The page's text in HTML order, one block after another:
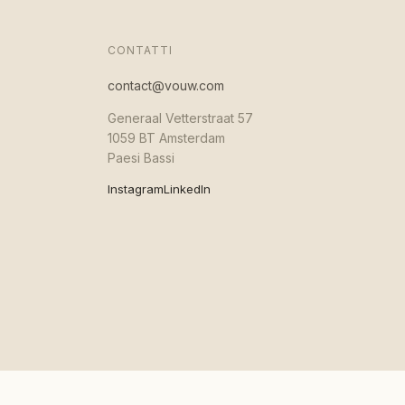
CONTATTI
contact@vouw.com
Generaal Vetterstraat 57
1059 BT Amsterdam
Paesi Bassi
InstagramLinkedIn